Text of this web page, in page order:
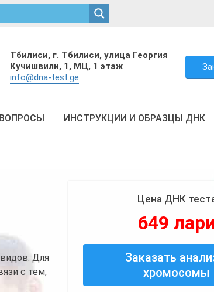
Тбилиси, г. Тбилиси, улица Георгия
Кучишвили, 1, МЦ, 1 этаж
info@dna-test.ge
ВОПРОСЫ ИНСТРУКЦИИ И ОБРАЗЦЫ ДНК
Для
с тем,
Цена ДНК
649
Заказать
хромосомы